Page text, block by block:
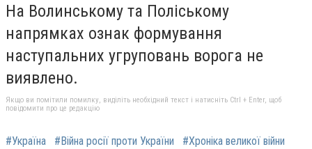
На Волинському та Поліському
напрямках ознак формування
наступальних угруповань ворога не
виявлено.
Якщо ви помітили помилку, виділіть необхідний текст і натисніть Ctrl + Enter, щоб
повідомити про це редакцію
#Україна #Війна росії проти України #Хроніка великої війни